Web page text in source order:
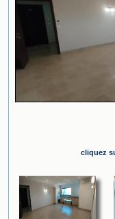
cliquez